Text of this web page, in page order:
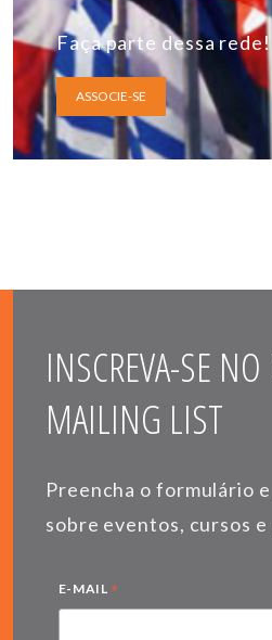
Faça parte dessa rede!
ASSOCIE-SE
INSCREVA-SE
MAILING LIST
Preencha o formulário
sobre eventos, cursos e
E-MAIL *